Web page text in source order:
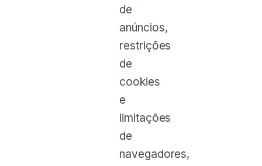
de
anúncios,
restrições
de
cookies
e
limitações
de
navegadores,